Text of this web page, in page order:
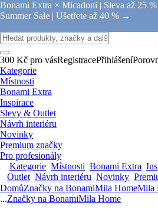
Bonami Extra × Micadoni | Sleva až 25
Summer Sale | Ušetřete až 40 % →
300 Kč pro vásRegistracePřihlášení
Kategorie
Místnosti
Bonami Extra
Inspirace
Slevy & Outlet
Návrh interiéru
Novinky
Premium značky
Pro profesionály
Kategorie Místnosti Bonami Extra
Outlet Návrh interiéru Novinky
DomůZnačky na BonamiMila HomeMila
...Značky na BonamiMila Home